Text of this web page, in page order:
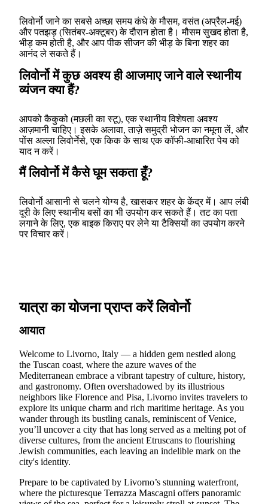
लिवोर्नो जाने का सबसे अच्छा समय कंधे के मौसम, वसंत (अप्रैल-मई)
और पतझड़ (सितंबर-अक्टूबर) के दौरान होता है। मौसम सुखद होता है,
भीड़ कम होती है, और आप पीक सीजन की भीड़ के बिना शहर का
आनंद ले सकते हैं।
लिवोर्नो में कुछ अवश्य ही आजमाए जाने वाले स्थानीय
व्यंजन क्या हैं?
आपको कैकुको (मछली का स्टू), एक स्थानीय विशेषता अवश्य
आज़मानी चाहिए। इसके अलावा, ताज़े समुद्री भोजन का नमूना लें, और
पोंस अल्ला लिवोर्नेसे, एक किक के साथ एक कॉफी-आधारित पेय को
याद न करें।
मैं लिवोर्नो में कैसे घूम सकता हूँ?
लिवोर्नो आसानी से चलने योग्य है, खासकर शहर के केंद्र में। आप लंबी
दूरी के लिए स्थानीय बसों का भी उपयोग कर सकते हैं। तट का पता
लगाने के लिए, एक बाइक किराए पर लेने या टैक्सियों का उपयोग करने
पर विचार करें।
यात्रा का योजना प्राप्त करें लिवोर्नो
आयात
Welcome to Livorno, Italy — a hidden gem nestled along
the Tuscan coast, where the azure waves of the
Mediterranean embrace a vibrant tapestry of culture, history,
and gastronomy. Often overshadowed by its illustrious
neighbors like Florence and Pisa, Livorno invites travelers to
explore its unique charm and rich maritime heritage. As you
wander through its bustling canals, reminiscent of Venice,
you’ll uncover a city that has long served as a melting pot of
diverse cultures, from the ancient Etruscans to flourishing
Jewish communities, each leaving an indelible mark on the
city's identity.
Prepare to be captivated by Livorno’s stunning waterfront,
where the picturesque Terrazza Mascagni offers panoramic